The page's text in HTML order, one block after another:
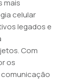
mais
celular
legados e
Com
os